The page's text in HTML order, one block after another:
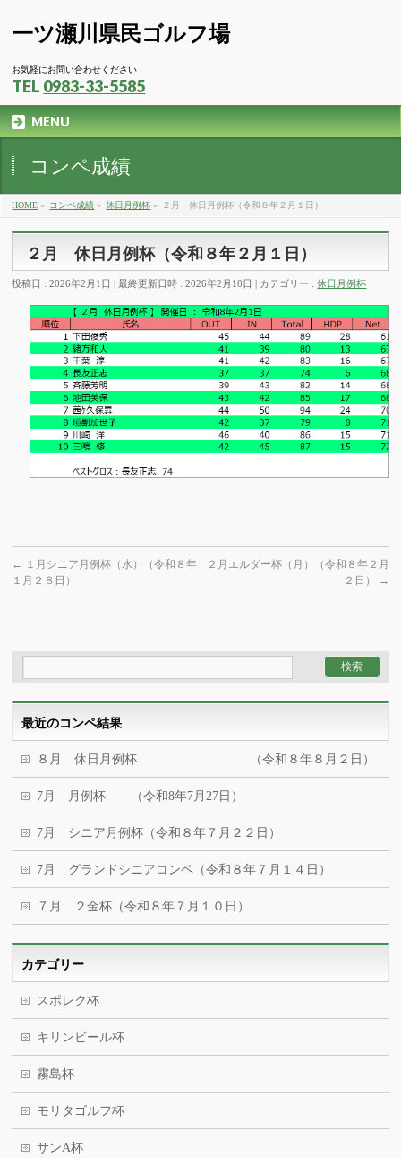
一ツ瀬川県民ゴルフ場
お気軽にお問い合わせください
TEL 0983-33-5585
MENU
コンペ成績
HOME » コンペ成績 » 休日月例杯 » ２月 休日月例杯（令和８年２月１日）
２月 休日月例杯（令和８年２月１日）
投稿日 : 2026年2月1日 最終更新日時 : 2026年2月10日 カテゴリー :休日月例杯
← １月シニア月例杯（水）（令和８年
１月２８日）
２月エルダー杯（月）（令和８年２月
２日）
→
最近のコンペ結果
８月 休日月例杯 （令和８年８月２日）
7月 月例杯 （令和8年7月27日）
7月 シニア月例杯（令和８年７月２２日）
7月 グランドシニアコンペ（令和８年７月１４日）
７月 ２金杯（令和８年７月１０日）
カテゴリー
スポレク杯
キリンビール杯
霧島杯
モリタゴルフ杯
サンA杯